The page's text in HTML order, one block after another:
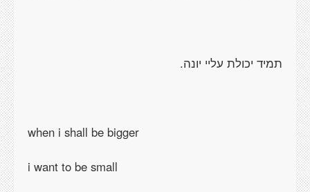
תמיד יכולת עליי יונה.
when i shall be bigger
i want to be small